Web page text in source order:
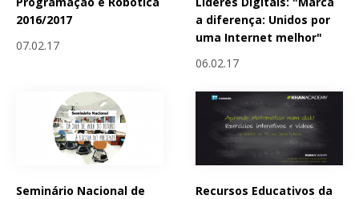
2016/2017
07.02.17
a diferença: Unidos por
uma Internet melhor"
06.02.17
Seminário Nacional de
Recursos Educativos da